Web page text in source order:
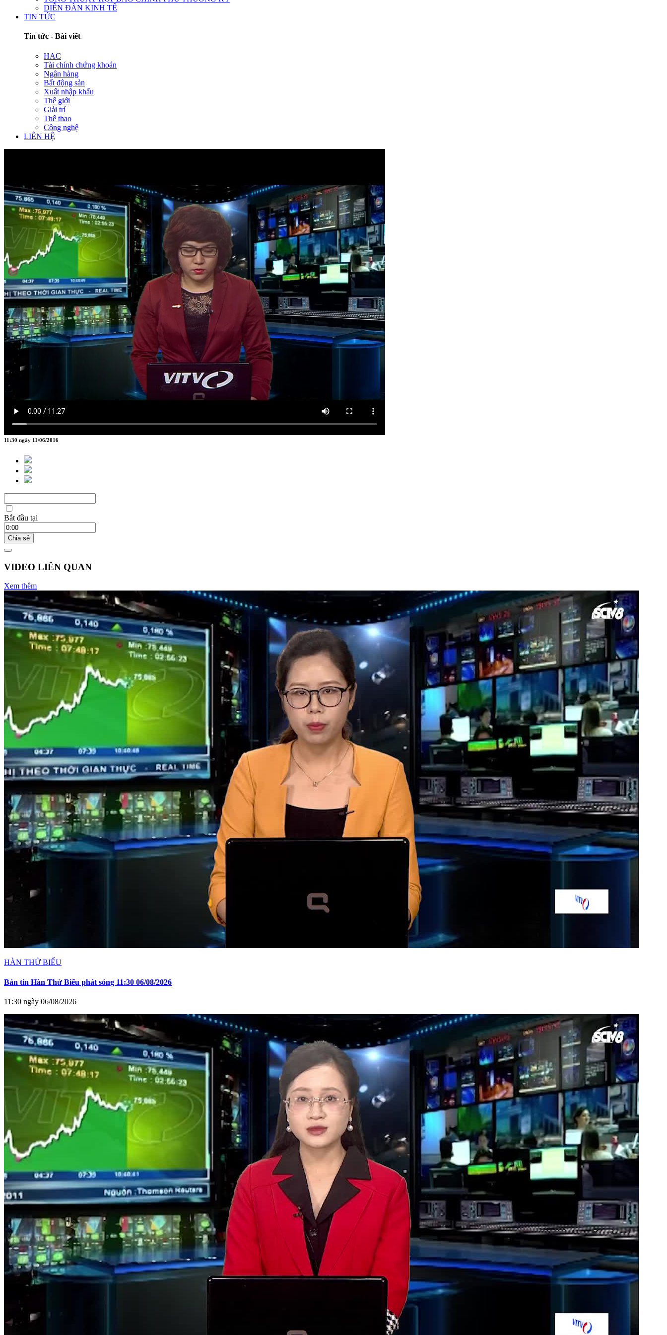
DIỄN ĐÀN KINH TẾ
TIN TỨC
Tin tức - Bài viết
HAC
Tài chính chứng khoán
Ngân hàng
Bất động sản
Xuất nhập khẩu
Thế giới
Giải trí
Thể thao
Công nghệ
LIÊN HỆ
HÀN THỬ BIỂU
11:30 ngày 11/06/2016
Bắt đầu tại
Chia sẻ
VIDEO LIÊN QUAN
Xem thêm
HÀN THỬ BIỂU
Bản tin Hàn Thử Biểu phát sóng 11:30 06/08/2026
11:30 ngày 06/08/2026